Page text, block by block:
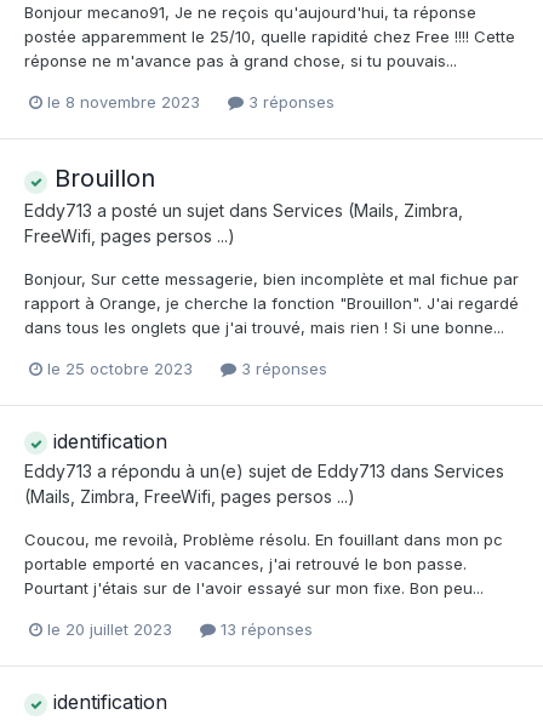
Bonjour mecano91, Je ne reçois qu'aujourd'hui, ta réponse
postée apparemment le 25/10, quelle rapidité chez Free !!!! Cette
réponse ne m'avance pas à grand chose, si tu pouvais...
le 8 novembre 2023 3 réponses
Brouillon
Eddy713 a posté un sujet dans Services (Mails, Zimbra,
FreeWifi, pages persos ...)
Bonjour, Sur cette messagerie, bien incomplète et mal fichue par
rapport à Orange, je cherche la fonction "Brouillon". J'ai regardé
dans tous les onglets que j'ai trouvé, mais rien ! Si une bonne...
le 25 octobre 2023 3 réponses
identification
Eddy713 a répondu à un(e) sujet de Eddy713 dans Services
(Mails, Zimbra, FreeWifi, pages persos ...)
Coucou, me revoilà, Problème résolu. En fouillant dans mon pc
portable emporté en vacances, j'ai retrouvé le bon passe.
Pourtant j'étais sur de l'avoir essayé sur mon fixe. Bon peu...
le 20 juillet 2023 13 réponses
identification